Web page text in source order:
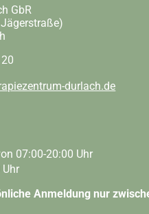
GbR
durlach.de
07:00-20:00 Uhr
Uhr
Anmeldung nur